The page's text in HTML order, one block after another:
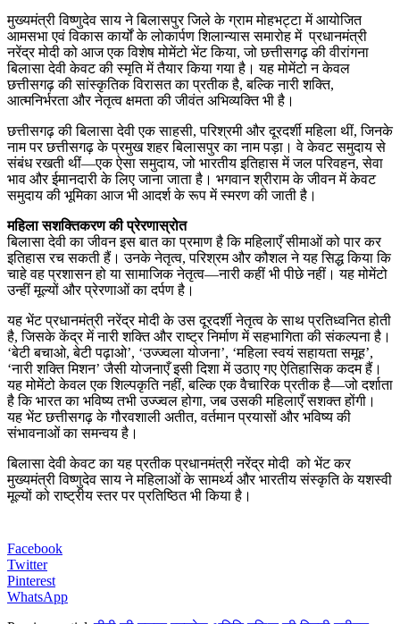
मुख्यमंत्री विष्णुदेव साय ने बिलासपुर जिले के ग्राम मोहभट्टा में आयोजित
आमसभा एवं विकास कार्यों के लोकार्पण शिलान्यास समारोह में प्रधानमंत्री
नरेंद्र मोदी को आज एक विशेष मोमेंटो भेंट किया, जो छत्तीसगढ़ की वीरांगना
बिलासा देवी केवट की स्मृति में तैयार किया गया है। यह मोमेंटो न केवल
छत्तीसगढ़ की सांस्कृतिक विरासत का प्रतीक है, बल्कि नारी शक्ति,
आत्मनिर्भरता और नेतृत्व क्षमता की जीवंत अभिव्यक्ति भी है।
छत्तीसगढ़ की बिलासा देवी एक साहसी, परिश्रमी और दूरदर्शी महिला थीं, जिनके
नाम पर छत्तीसगढ़ के प्रमुख शहर बिलासपुर का नाम पड़ा। वे केवट समुदाय से
संबंध रखती थीं—एक ऐसा समुदाय, जो भारतीय इतिहास में जल परिवहन, सेवा
भाव और ईमानदारी के लिए जाना जाता है। भगवान श्रीराम के जीवन में केवट
समुदाय की भूमिका आज भी आदर्श के रूप में स्मरण की जाती है।
महिला सशक्तिकरण की प्रेरणास्रोत
बिलासा देवी का जीवन इस बात का प्रमाण है कि महिलाएँ सीमाओं को पार कर
इतिहास रच सकती हैं। उनके नेतृत्व, परिश्रम और कौशल ने यह सिद्ध किया कि
चाहे वह प्रशासन हो या सामाजिक नेतृत्व—नारी कहीं भी पीछे नहीं। यह मोमेंटो
उन्हीं मूल्यों और प्रेरणाओं का दर्पण है।
यह भेंट प्रधानमंत्री नरेंद्र मोदी के उस दूरदर्शी नेतृत्व के साथ प्रतिध्वनित होती
है, जिसके केंद्र में नारी शक्ति और राष्ट्र निर्माण में सहभागिता की संकल्पना है।
‘बेटी बचाओ, बेटी पढ़ाओ’, ‘उज्ज्वला योजना’, ‘महिला स्वयं सहायता समूह’,
‘नारी शक्ति मिशन’ जैसी योजनाएँ इसी दिशा में उठाए गए ऐतिहासिक कदम हैं।
यह मोमेंटो केवल एक शिल्पकृति नहीं, बल्कि एक वैचारिक प्रतीक है—जो दर्शाता
है कि भारत का भविष्य तभी उज्ज्वल होगा, जब उसकी महिलाएँ सशक्त होंगी।
यह भेंट छत्तीसगढ़ के गौरवशाली अतीत, वर्तमान प्रयासों और भविष्य की
संभावनाओं का समन्वय है।
बिलासा देवी केवट का यह प्रतीक प्रधानमंत्री नरेंद्र मोदी को भेंट कर
मुख्यमंत्री विष्णुदेव साय ने महिलाओं के सामर्थ्य और भारतीय संस्कृति के यशस्वी
मूल्यों को राष्ट्रीय स्तर पर प्रतिष्ठित भी किया है।
Facebook
Twitter
Pinterest
WhatsApp